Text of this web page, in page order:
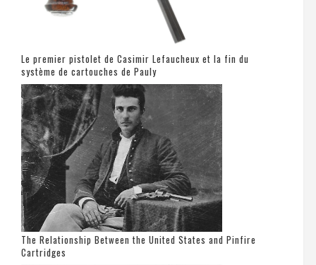
Le premier pistolet de Casimir Lefaucheux et la fin du
système de cartouches de Pauly
The Relationship Between the United States and Pinfire
Cartridges